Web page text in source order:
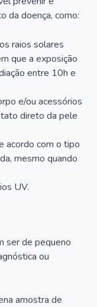
da doença, como:
raios solares
que a exposição
entre 10h e
e/ou acessórios
direto da pele
acordo com o tipo
mesmo quando
UV.
ser de pequeno
ou
amostra de